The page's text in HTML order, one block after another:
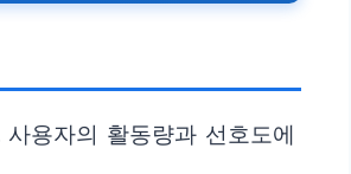
용자의 활동량과 선호도에